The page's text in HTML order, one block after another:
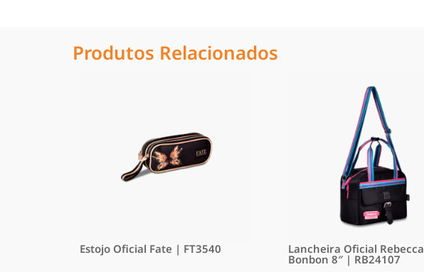
Produtos Relacionados
Estojo Oficial Fate | FT3540 Lancheira Oficial Rebecca
Bonbon 8″ | RB24107